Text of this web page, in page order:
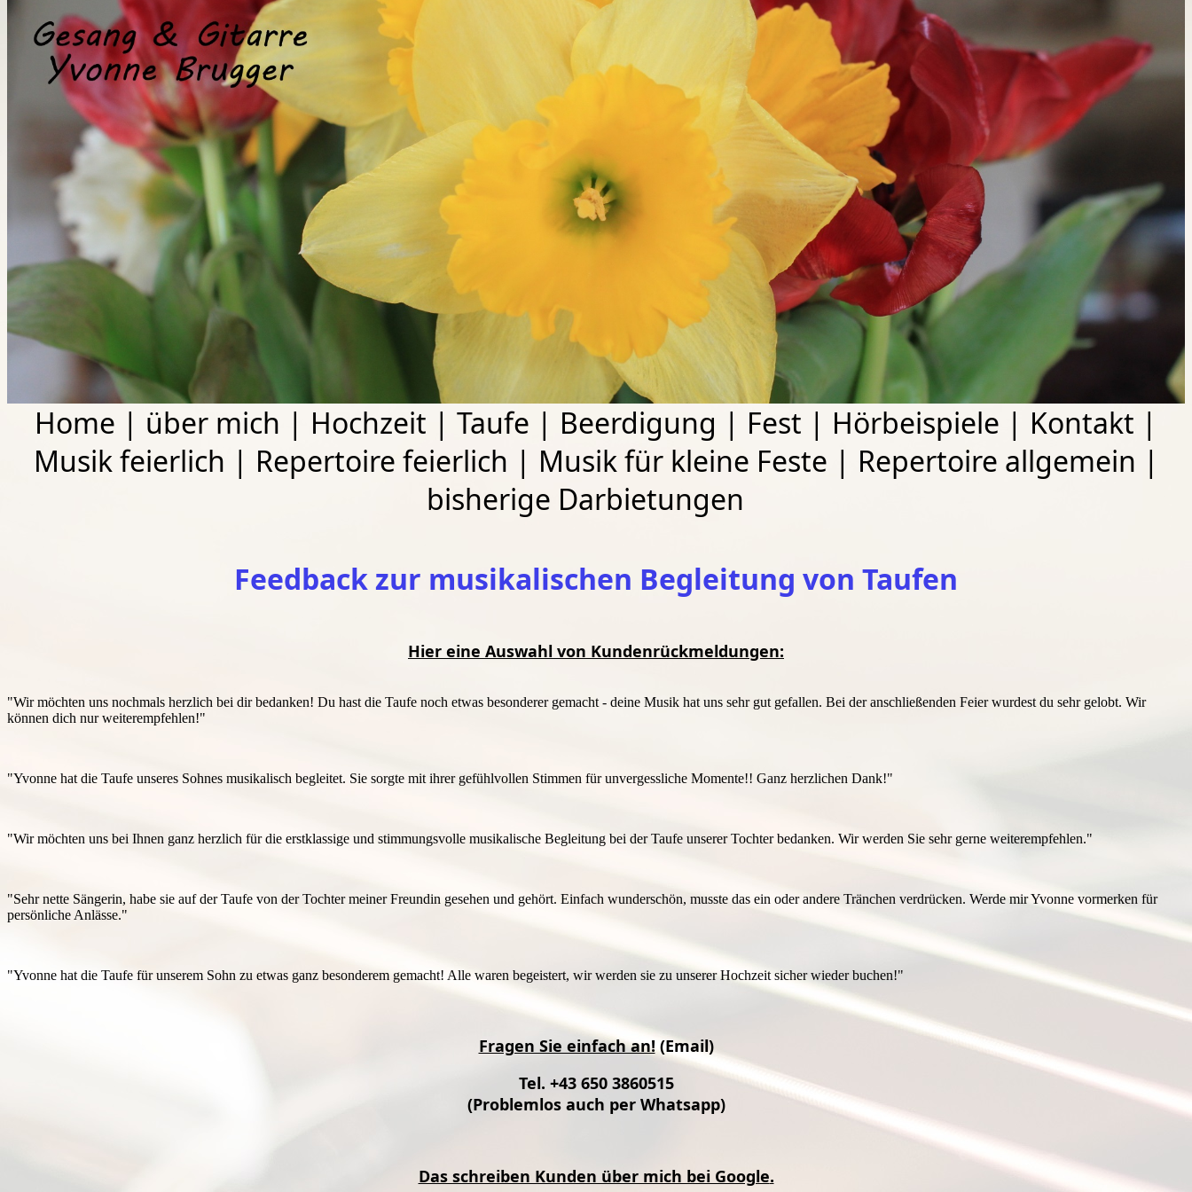
Home | über mich | Hochzeit | Taufe | Beerdigung | Fest | Hörbeispiele | Kontakt |
Musik feierlich | Repertoire feierlich | Musik für kleine Feste | Repertoire allgemein |
bisherige Darbietungen
Feedback zur musikalischen Begleitung von Taufen
Hier eine Auswahl von Kundenrückmeldungen:
"Wir möchten uns nochmals herzlich bei dir bedanken! Du hast die Taufe noch etwas besonderer gemacht - deine Musik hat uns sehr gut gefallen. Bei der anschließenden Feier wurdest du sehr gelobt. Wir
können dich nur weiterempfehlen!"
"Yvonne hat die Taufe unseres Sohnes musikalisch begleitet. Sie sorgte mit ihrer gefühlvollen Stimmen für unvergessliche Momente!! Ganz herzlichen Dank!"
"Wir möchten uns bei Ihnen ganz herzlich für die erstklassige und stimmungsvolle musikalische Begleitung bei der Taufe unserer Tochter bedanken. Wir werden Sie sehr gerne weiterempfehlen."
"Sehr nette Sängerin, habe sie auf der Taufe von der Tochter meiner Freundin gesehen und gehört. Einfach wunderschön, musste das ein oder andere Tränchen verdrücken. Werde mir Yvonne vormerken für
persönliche Anlässe."
"Yvonne hat die Taufe für unserem Sohn zu etwas ganz besonderem gemacht! Alle waren begeistert, wir werden sie zu unserer Hochzeit sicher wieder buchen!"
Fragen Sie einfach an!(Email)
Tel. +43 650 3860515
(Problemlos auch per Whatsapp)
Das schreiben Kunden über mich bei Google.